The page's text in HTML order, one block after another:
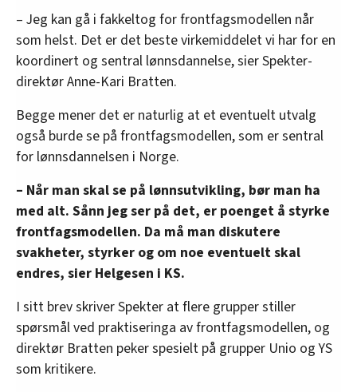
– Jeg kan gå i fakkeltog for frontfagsmodellen når
som helst. Det er det beste virkemiddelet vi har for en
koordinert og sentral lønnsdannelse, sier Spekter-
direktør Anne-Kari Bratten.
Begge mener det er naturlig at et eventuelt utvalg
også burde se på frontfagsmodellen, som er sentral
for lønnsdannelsen i Norge.
– Når man skal se på lønnsutvikling, bør man ha
med alt. Sånn jeg ser på det, er poenget å styrke
frontfagsmodellen. Da må man diskutere
svakheter, styrker og om noe eventuelt skal
endres, sier Helgesen i KS.
I sitt brev skriver Spekter at flere grupper stiller
spørsmål ved praktiseringa av frontfagsmodellen, og
direktør Bratten peker spesielt på grupper Unio og YS
som kritikere.